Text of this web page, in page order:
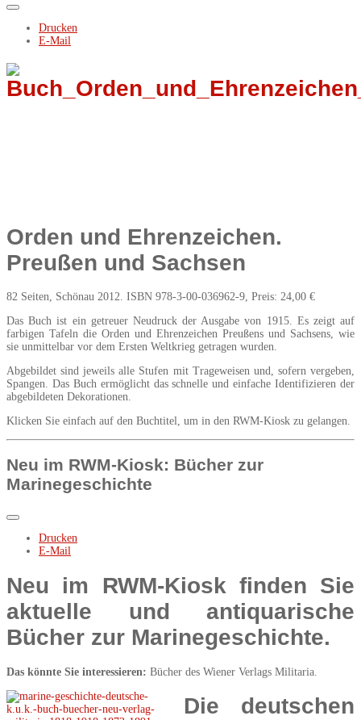
Drucken
E-Mail
Orden und Ehrenzeichen.
Preußen und Sachsen
82 Seiten, Schönau 2012. ISBN 978-3-00-036962-9, Preis: 24,00 €
Das Buch ist ein getreuer Neudruck der Ausgabe von 1915. Es zeigt auf
farbigen Tafeln die Orden und Ehrenzeichen Preußens und Sachsens, wie
sie unmittelbar vor dem Ersten Weltkrieg getragen wurden.
Abgebildet sind jeweils alle Stufen mit Trageweisen und, sofern vergeben,
Spangen. Das Buch ermöglicht das schnelle und einfache Identifizieren der
abgebildeten Dekorationen.
Klicken Sie einfach auf den Buchtitel, um in den RWM-Kiosk zu gelangen.
Neu im RWM-Kiosk: Bücher zur
Marinegeschichte
Drucken
E-Mail
Neu im RWM-Kiosk finden Sie
aktuelle und antiquarische
Bücher zur Marinegeschichte.
Das könnte Sie interessieren: Bücher des Wiener Verlags Militaria.
Die deutschen